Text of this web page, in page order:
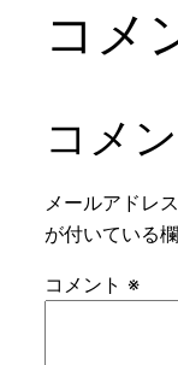
コメ
コメ
メールアドレ
が付いている
コメント ※